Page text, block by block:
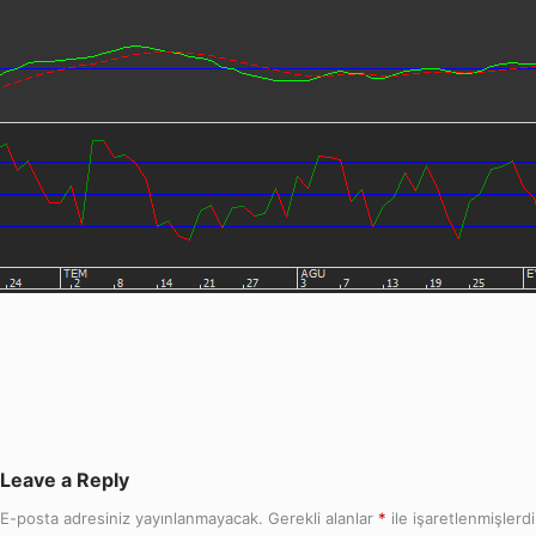
Leave a Reply
E-posta adresiniz yayınlanmayacak. Gerekli alanlar * ile